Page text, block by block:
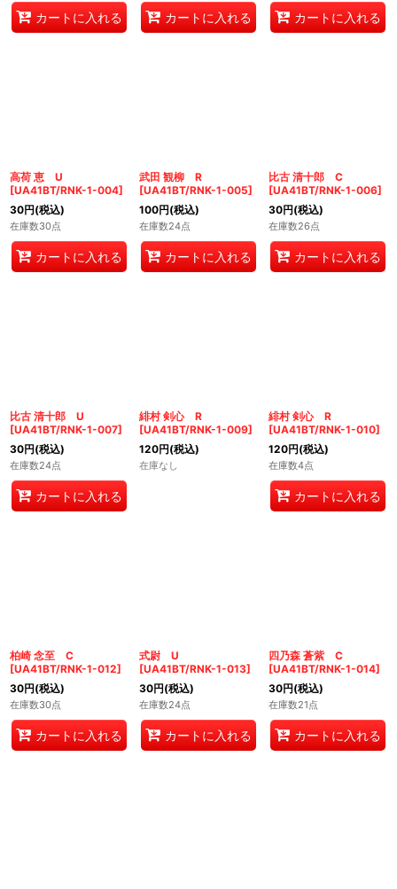
カートに入れる カートに入れる カートに入れる
高荷 恵 U
[UA41BT/RNK-1-004]
30円(税込)
在庫数30点
カートに入れる
武田 観柳 R
[UA41BT/RNK-1-005]
100円(税込)
在庫数24点
カートに入れる
比古 清十郎 C
[UA41BT/RNK-1-006]
30円(税込)
在庫数26点
カートに入れる
比古 清十郎 U
[UA41BT/RNK-1-007]
30円(税込)
在庫数24点
カートに入れる
緋村 剣心 R
[UA41BT/RNK-1-009]
120円(税込)
在庫なし
緋村 剣心 R
[UA41BT/RNK-1-010]
120円(税込)
在庫数4点
カートに入れる
柏崎 念至 C
[UA41BT/RNK-1-012]
30円(税込)
在庫数30点
カートに入れる
式尉 U
[UA41BT/RNK-1-013]
30円(税込)
在庫数24点
カートに入れる
四乃森 蒼紫 C
[UA41BT/RNK-1-014]
30円(税込)
在庫数21点
カートに入れる